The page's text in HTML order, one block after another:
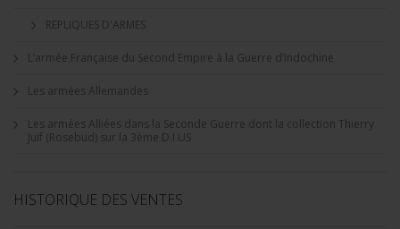
REPLIQUES D'ARMES
L’armée Française du Second Empire à la Guerre d’Indochine
Les armées Allemandes
Les armées Alliées dans la Seconde Guerre dont la collection Thierry
Juif (Rosebud) sur la 3ème D.I US
HISTORIQUE DES VENTES